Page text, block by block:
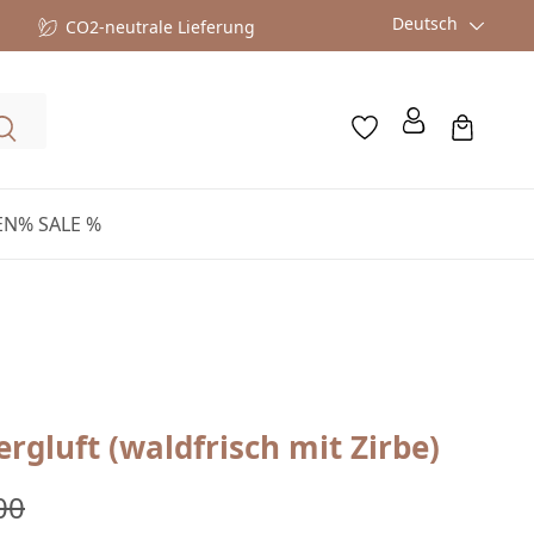
CO2-neutrale Lieferung Deutsch
% SALE %
(waldfrisch mit Zirbe)
Preis: